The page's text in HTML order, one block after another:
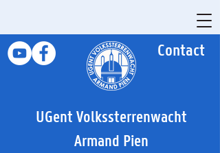
Contact
UGent Volkssterrenwacht
Armand Pien